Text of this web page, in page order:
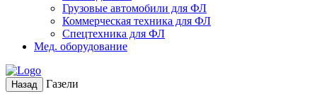
Грузовые автомобили для ФЛ
Коммерческая техника для ФЛ
Спецтехника для ФЛ
Мед. оборудование
Назад Газели